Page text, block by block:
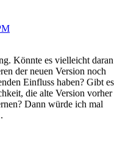
Könnte es vielleicht daran
der neuen Version noch
Einfluss haben? Gibt es
die alte Version vorher
Dann würde ich mal